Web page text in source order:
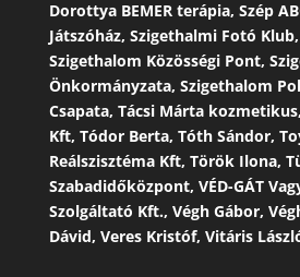
Dorottya BEMER terápia, Szép
Játszóház, Szigethalmi Fotó
Szigethalom Közösségi Pont,
Önkormányzata, Szigethalom
Csapata, Tácsi Márta
Kft, Tódor Berta, Tóth Sándor,
Reálszisztéma Kft, Török Ilona,
Szabadidőközpont, VÉD-GÁT
Szolgáltató Kft., Végh Gábor,
Dávid, Veres Kristóf, Vitáris